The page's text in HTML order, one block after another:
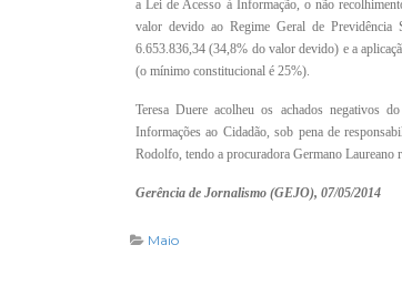
a Lei de Acesso à Informação, o não
valor devido ao Regime Geral de
6.653.836,34 (34,8% do valor devido) e a
(o mínimo constitucional é 25%).
Teresa Duere acolheu os achados negativos
Informações ao Cidadão, sob pena de
Rodolfo, tendo a procuradora Germano
Gerência de Jornalismo (GEJO), 07/05/2014
Maio